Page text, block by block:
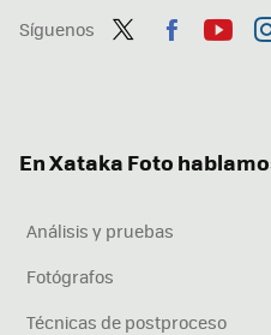
Síguenos
En Xataka Foto
Análisis y pruebas
Fotógrafos
Técnicas de postproceso